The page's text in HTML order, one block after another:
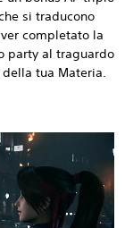
si traducono
completato la
party al traguardo
tua Materia.